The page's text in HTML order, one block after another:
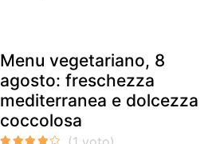
Menu vegetariano, 8
agosto: freschezza
mediterranea e dolcezza
coccolosa